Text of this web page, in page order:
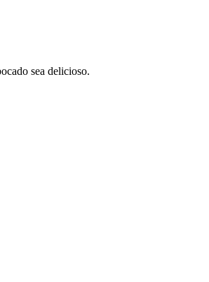
sea delicioso.